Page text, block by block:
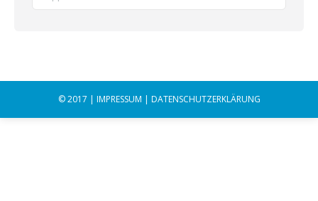
© 2017 | IMPRESSUM | DATENSCHUTZERKLÄRUNG